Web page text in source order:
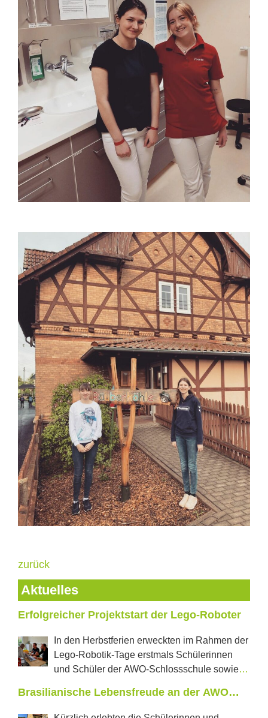
zurück
Aktuelles
Erfolgreicher Projektstart der Lego-Roboter
In den Herbstferien erweckten im Rahmen der
Lego-Robotik-Tage erstmals Schülerinnen
und Schüler der AWO-Schlossschule sowie
Roboter und selbstfahrende Autos zum Leben. In
jeweils zwei Projekttagen konnten die Jugendlichen
Brasilianische Lebensfreude an der AWO